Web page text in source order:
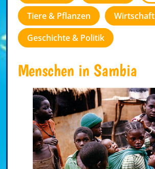
Tiere & Pflanzen
Wirtschaft
Geschichte & Politik
Menschen in Sambia